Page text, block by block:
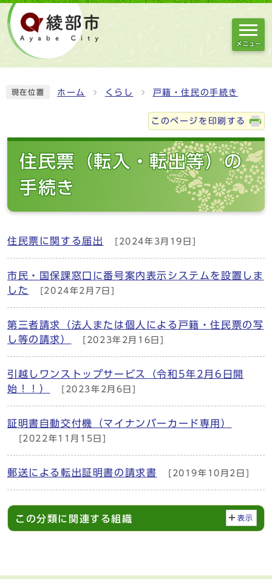
メニュー
現在位置 ホーム くらし 戸籍・住民の手続き
このページを印刷する
住民票（転入・転出等）の
手続き
住民票に関する届出 [2024年3月19日]
市民・国保課窓口に番号案内表示システムを設置しま
した
[2024年2月7日]
第三者請求（法人または個人による戸籍・住民票の写
し等の請求）
[2023年2月16日]
引越しワンストップサービス（令和5年2月6日開
始！！）
[2023年2月6日]
証明書自動交付機（マイナンバーカード専用）
[2022年11月15日]
郵送による転出証明書の請求書 [2019年10月2日]
この分類に関連する組織 表示